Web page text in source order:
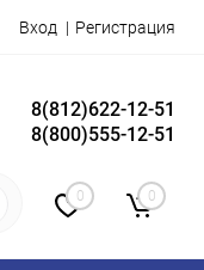
Вход Регистрация
8(812)622-12-51
8(800)555-12-51
0 0